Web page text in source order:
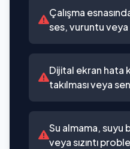
Çalışma
ses, vuruntu veya
Dijital ekran hata
takılması veya
Su almama, suyu
veya sızıntı